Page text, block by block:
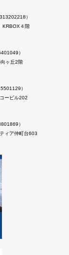
）
４階
）
ヶ丘2階
）
ービル202
）
ィア仲町台603